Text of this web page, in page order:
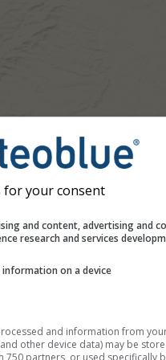
for your consent
and content, advertising and
research and services
on a device
and information from
other device data) may be
750 partners, or used specifically